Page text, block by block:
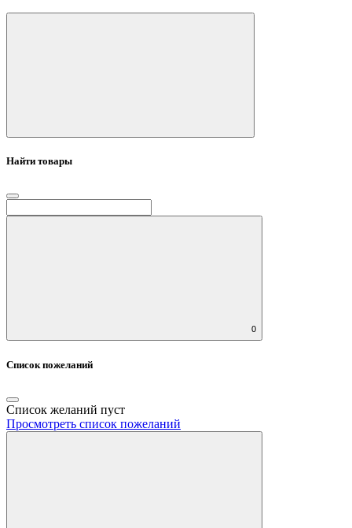
Найти товары
0
Список пожеланий
Список желаний пуст
Просмотреть список пожеланий